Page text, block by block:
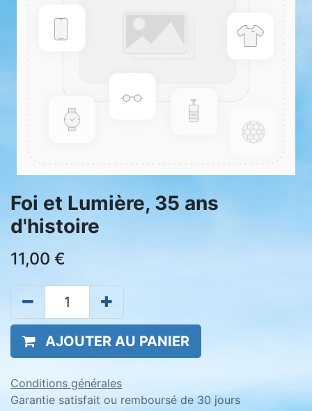
Foi et Lumière, 35 ans
d'histoire
11,00 €
AJOUTER AU PANIER
Conditions générales
Garantie satisfait ou remboursé de 30 jours